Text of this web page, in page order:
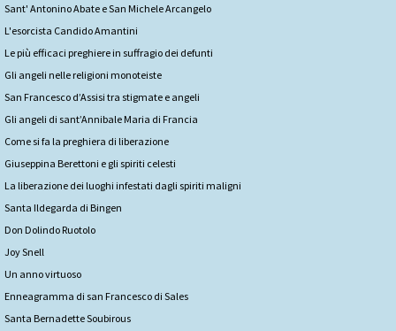
Sant' Antonino Abate e San Michele Arcangelo
L'esorcista Candido Amantini
Le più efficaci preghiere in suffragio dei defunti
Gli angeli nelle religioni monoteiste
San Francesco d’Assisi tra stigmate e angeli
Gli angeli di sant’Annibale Maria di Francia
Come si fa la preghiera di liberazione
Giuseppina Berettoni e gli spiriti celesti
La liberazione dei luoghi infestati dagli spiriti maligni
Santa Ildegarda di Bingen
Don Dolindo Ruotolo
Joy Snell
Un anno virtuoso
Enneagramma di san Francesco di Sales
Santa Bernadette Soubirous